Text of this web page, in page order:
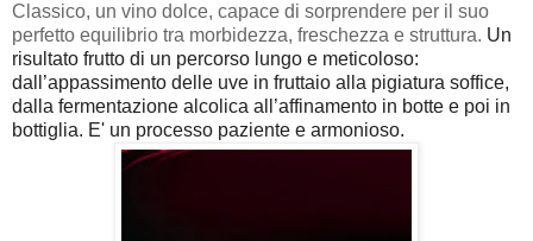
Classico, un vino dolce, capace di sorprendere per il suo
perfetto equilibrio tra morbidezza, freschezza e struttura. Un
risultato frutto di un percorso lungo e meticoloso:
dall’appassimento delle uve in fruttaio alla pigiatura soffice,
dalla fermentazione alcolica all’affinamento in botte e poi in
bottiglia. E' un processo paziente e armonioso.